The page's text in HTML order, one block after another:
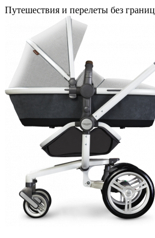
Путешествия и перелеты без границ